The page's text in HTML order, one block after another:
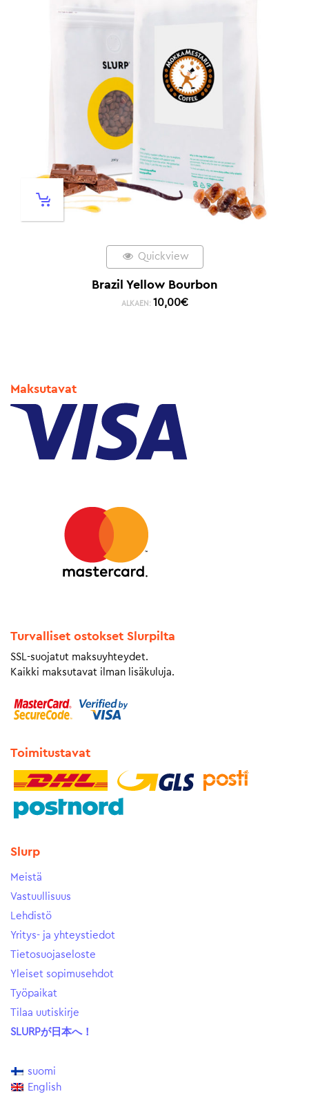
Quickview
Brazil Yellow Bourbon
ALKAEN: 10,00€
Maksutavat
Turvalliset ostokset Slurpilta
SSL-suojatut maksuyhteydet.
Kaikki maksutavat ilman lisäkuluja.
Toimitustavat
Slurp
Meistä
Vastuullisuus
Lehdistö
Yritys- ja yhteystiedot
Tietosuojaseloste
Yleiset sopimusehdot
Työpaikat
Tilaa uutiskirje
SLURPが日本へ！
suomi
English